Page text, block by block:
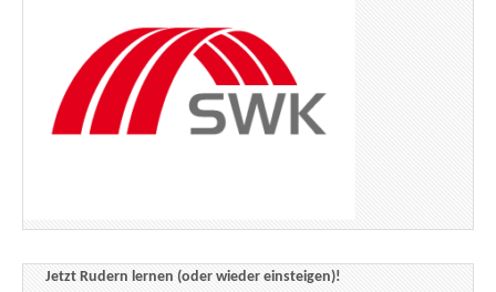
Jetzt Rudern lernen (oder wieder einsteigen)!